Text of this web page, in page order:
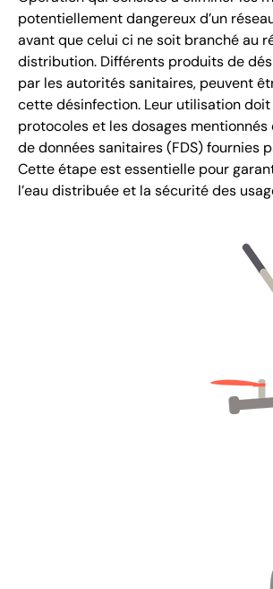
potentiellement dangereux d’un
avant que celui ci ne soit branché au
distribution. Différents produits de
par les autorités sanitaires, peuvent
cette désinfection. Leur utilisation
protocoles et les dosages mentionnés
de données sanitaires (FDS) fournies
Cette étape est essentielle pour
l’eau distribuée et la sécurité des